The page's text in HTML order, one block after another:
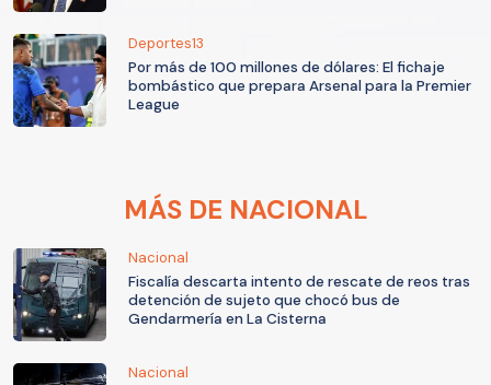
Deportes13
Por más de 100 millones de dólares: El fichaje
bombástico que prepara Arsenal para la Premier
League
MÁS DE NACIONAL
Nacional
Fiscalía descarta intento de rescate de reos tras
detención de sujeto que chocó bus de
Gendarmería en La Cisterna
Nacional